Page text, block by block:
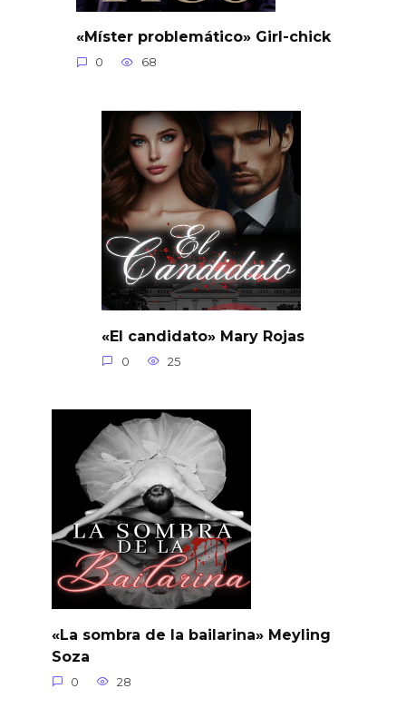
«Míster problemático» Girl-chick
0 68
«El candidato» Mary Rojas
0 25
«La sombra de la bailarina» Meyling
Soza
0 28